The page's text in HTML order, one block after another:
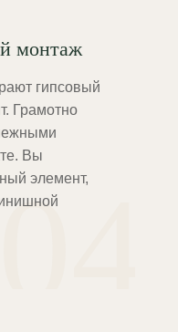
монтаж
гипсовый
Грамотно
Вы
элемент,